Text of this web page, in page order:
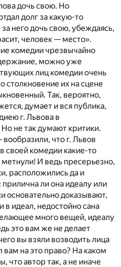
дочь свою. Но
долг за какую-то
него дочь свою, убеждаясь,
человек — место».
комедии чрезвычайно
можно уже
лиц комедии очень
столкновение их на сцене
Так, вероятно,
думает и вся публика,
г. Львова в
не так думают критики.
что г. Львов
своей комедии какие-то
И ведь пресерьезно,
расположились да и
ли она идеалу или
основательно доказывают,
в идеал, недостойно сана
много вещей, идеалу
это вам же не делает
вы взяли возводить лица
вам на это право? На каком
что автор так, а не иначе